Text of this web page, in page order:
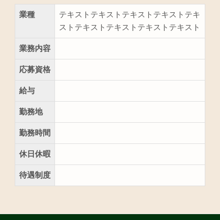
業種
テキストテキストテキストテキストテキ
ストテキストテキストテキストテキスト
業務内容
応募資格
給与
勤務地
勤務時間
休日休暇
待遇制度